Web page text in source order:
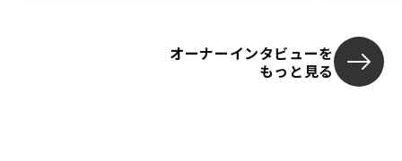
オーナーインタビューを
もっと見る